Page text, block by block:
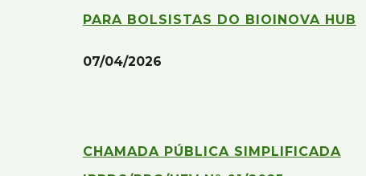
PARA BOLSISTAS DO BIOINOVA HUB
07/04/2026
CHAMADA PÚBLICA SIMPLIFICADA